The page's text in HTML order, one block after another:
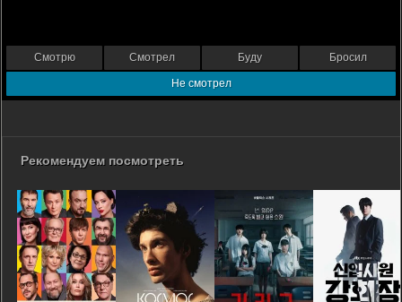
Смотрю Смотрел Буду Бросил
Не смотрел
Рекомендуем посмотреть